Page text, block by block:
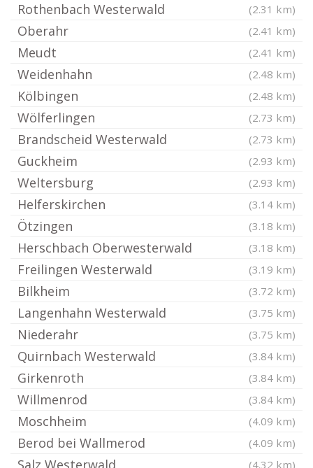
Rothenbach Westerwald (2.31 km)
Oberahr (2.41 km)
Meudt (2.41 km)
Weidenhahn (2.48 km)
Kölbingen (2.48 km)
Wölferlingen (2.73 km)
Brandscheid Westerwald (2.73 km)
Guckheim (2.93 km)
Weltersburg (2.93 km)
Helferskirchen (3.14 km)
Ötzingen (3.18 km)
Herschbach Oberwesterwald (3.18 km)
Freilingen Westerwald (3.19 km)
Bilkheim (3.72 km)
Langenhahn Westerwald (3.75 km)
Niederahr (3.75 km)
Quirnbach Westerwald (3.84 km)
Girkenroth (3.84 km)
Willmenrod (3.84 km)
Moschheim (4.09 km)
Berod bei Wallmerod (4.09 km)
Salz Westerwald (4.32 km)